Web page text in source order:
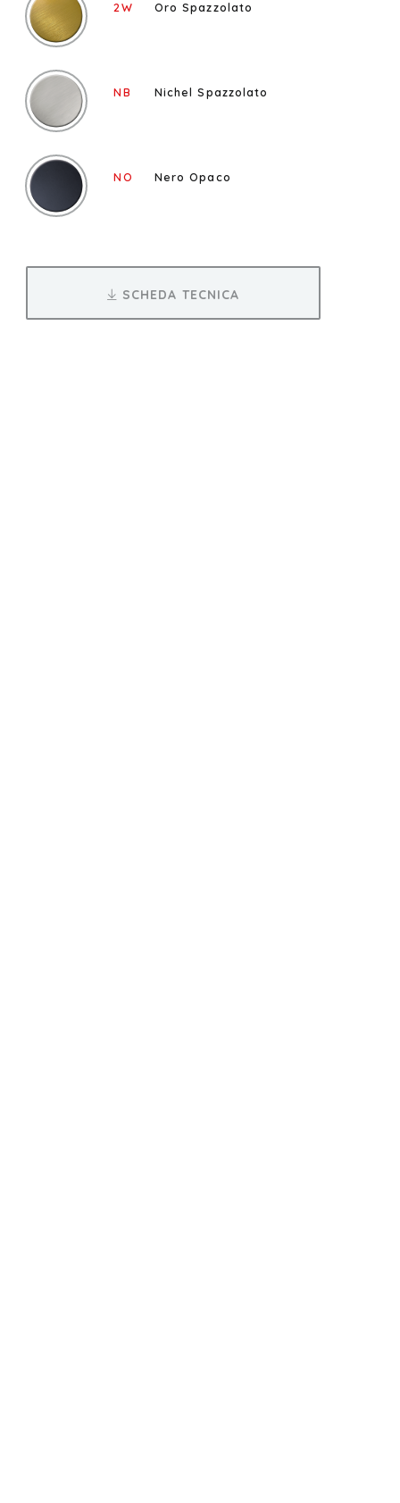
2W Oro Spazzolato
NB Nichel Spazzolato
NO Nero Opaco
SCHEDA TECNICA